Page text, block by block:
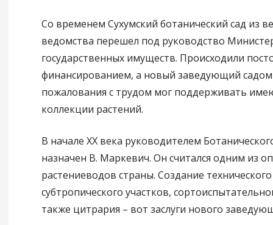
Со временем Сухумский ботанический сад из
ведомства перешел под руководство
государственных имуществ. Происходили
финансированием, а новый заведующий садом
пожалования с трудом мог поддерживать
коллекции растений.
В начале XX века руководителем
назначен В. Маркевич. Он считался одним из
растениеводов страны. Создание
субтропического участков,
также цитрария – вот заслуги нового